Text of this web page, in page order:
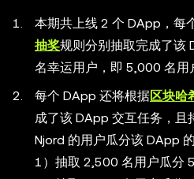
本期共上线 2 个 DApp，每
抽奖规则分别抽取完成了该
名幸运用户，即 5,000 名用
每个 DApp 还将根据区块哈
成了该 DApp 交互任务，且
Njord 的用户瓜分该 DApp
1）抽取 2,500 名用户瓜分